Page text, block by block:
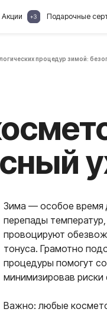
Подарочные сертификаты
процедур зимой:
Зима — особое время
перепады
провоцируют
тонуса. Грамотно
процедуры помогут
минимизировав
Важно: любые